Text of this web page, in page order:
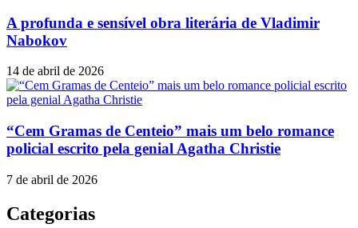
A profunda e sensível obra literária de Vladimir
Nabokov
14 de abril de 2026
“Cem Gramas de Centeio” mais um belo romance
policial escrito pela genial Agatha Christie
7 de abril de 2026
Categorias